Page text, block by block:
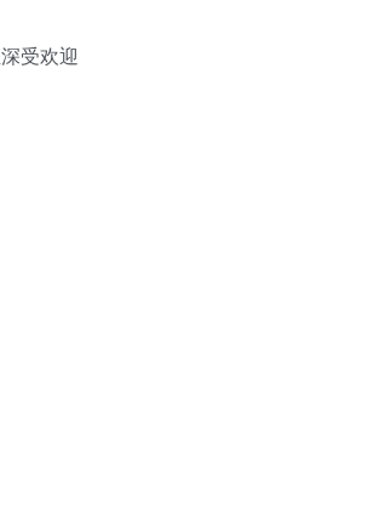
受欢迎